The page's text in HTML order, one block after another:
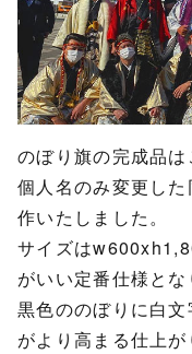
のぼり旗の完成品は
個人名のみ変更し
作いたしました。
サイズは
がいい定番仕様とな
黒色ののぼりに白
がより高まる仕上が